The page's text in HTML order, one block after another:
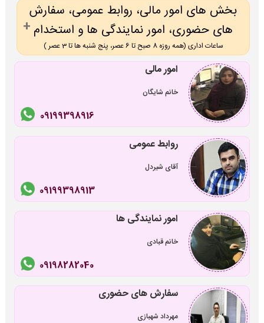
بخش های امور مالی، روابط عمومی، سفارش
های حضوری، امور نمایندگی ها و استخدام
ساعات اداری (همه روزه 8 صبح تا 6 عصر، پنج شنبه ها تا 3 عصر )
امور مالی
خانم شایگان
09199398916
روابط عمومی
آقای شیردل
09199398913
امور نمایندگی ها
خانم قبادی
09198282040
سفارش های حضوری
مهرداد شهبازی